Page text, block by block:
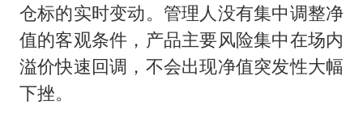
仓标的实时变动。管理人没有集中调整净
值的客观条件，产品主要风险集中在场内
溢价快速回调，不会出现净值突发性大幅
下挫。